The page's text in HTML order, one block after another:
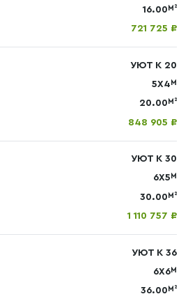
16.00М²
721 725 ₽
УЮТ К 20
5Х4М
20.00М²
848 905 ₽
УЮТ К 30
6Х5 М
30.00М²
1 110 757 ₽
УЮТ К 36
6Х6М
36.00М²